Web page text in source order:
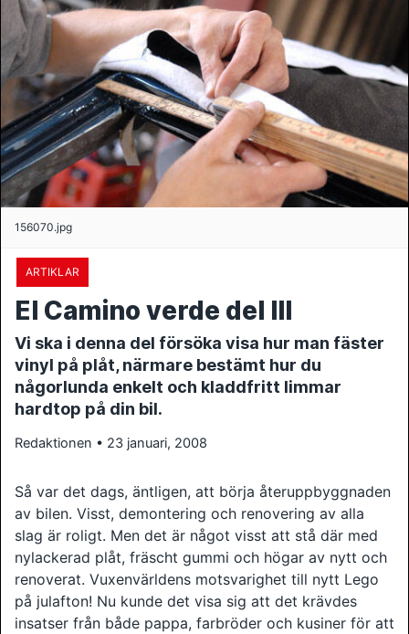
156070.jpg
ARTIKLAR
El Camino verde del lll
Vi ska i denna del försöka visa hur man fäster
vinyl på plåt, närmare bestämt hur du
någorlunda enkelt och kladdfritt limmar
hardtop på din bil.
Redaktionen • 23 januari, 2008
Så var det dags, äntligen, att börja återuppbyggnaden
av bilen. Visst, demontering och renovering av alla
slag är roligt. Men det är något visst att stå där med
nylackerad plåt, fräscht gummi och högar av nytt och
renoverat. Vuxenvärldens motsvarighet till nytt Lego
på julafton! Nu kunde det visa sig att det krävdes
insatser från både pappa, farbröder och kusiner för att